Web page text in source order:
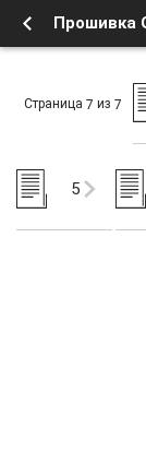
Страница 7 из 7
5